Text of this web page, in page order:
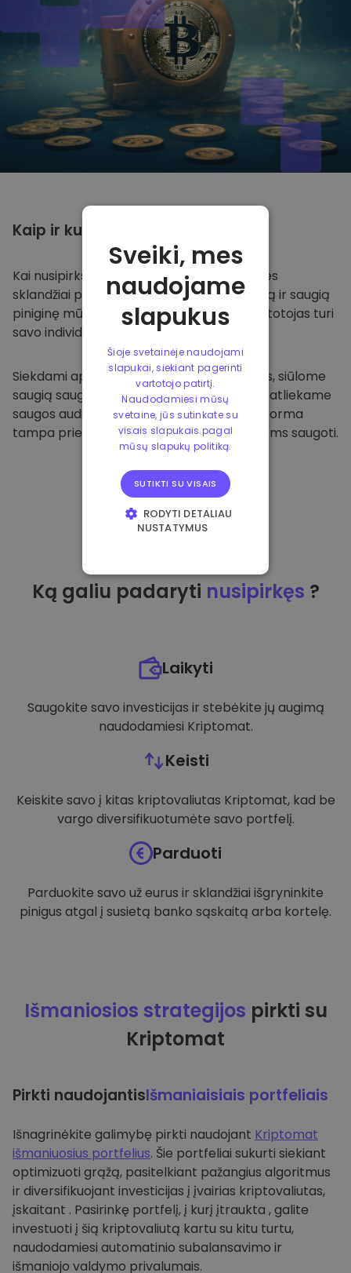
Kaip ir kur
Kai nusipirksite Kriptomat platformoje
, mes
sklandžiai pervesime valiutą į jūsų specialią ir saugią
piniginę mūsų platformoje. Kiekvienas vartotojas turi
savo individualią piniginę.
Siekdami apsaugoti savo klientus ir jų lėšas, siūlome
saugią saugyklą neprisijungus ir reguliariai atliekame
saugos auditus. Dėl šio požiūrio mūsų platforma
tampa prieglobsčiu ir kitoms kriptovaliutoms saugoti.
Ką galiu padaryti nusipirkęs ?
Laikyti
Saugokite savo investicijas ir stebėkite jų augimą
naudodamiesi Kriptomat.
Keisti
Keiskite savo į kitas kriptovaliutas Kriptomat, kad be
vargo diversifikuotumėte savo portfelį.
Parduoti
Parduokite savo už eurus ir sklandžiai išgryninkite
pinigus atgal į susietą banko sąskaitą arba kortelę.
Išmaniosios strategijos pirkti su
Kriptomat
Pirkti naudojantisIšmaniaisiais portfeliais
Išnagrinėkite galimybę pirkti naudojant Kriptomat
išmaniuosius portfelius. Šie portfeliai sukurti siekiant
optimizuoti grąžą, pasitelkiant pažangius algoritmus
ir diversifikuojant investicijas į įvairias kriptovaliutas,
įskaitant . Pasirinkę portfelį, į kurį įtraukta , galite
investuoti į šią kriptovaliutą kartu su kitu turtu,
naudodamiesi automatinio subalansavimo ir
išmaniojo valdymo privalumais.
Sveiki, mes
naudojame
slapukus
Šioje svetainėje naudojami
slapukai, siekiant pagerinti
vartotojo patirtį.
Naudodamiesi mūsų
svetaine, jūs sutinkate su
visais slapukais pagal
mūsų slapukų politiką.
SUTIKTI SU VISAIS
RODYTI DETALIAU
NUSTATYMUS
VEIKIMĄ GERINANTYS